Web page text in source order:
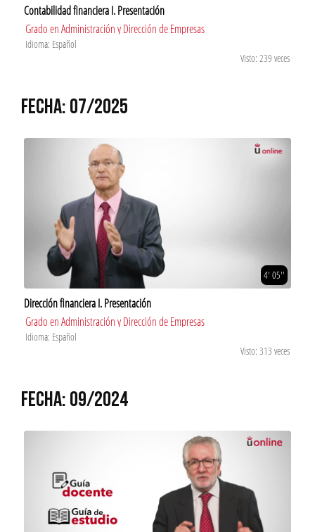
Contabilidad financiera I. Presentación
Grado en Administración y Dirección de Empresas
Idioma: Español
Visto: 239 veces
FECHA: 07/2025
4' 05''
Dirección financiera I. Presentación
Grado en Administración y Dirección de Empresas
Idioma: Español
Visto: 313 veces
FECHA: 09/2024